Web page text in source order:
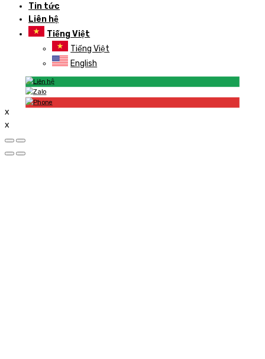
Tin tức
Liên hệ
Tiếng Việt
Tiếng Việt
English
x
x